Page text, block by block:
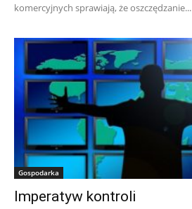
komercyjnych sprawiają, że oszczędzanie...
Gospodarka
Imperatyw kontroli